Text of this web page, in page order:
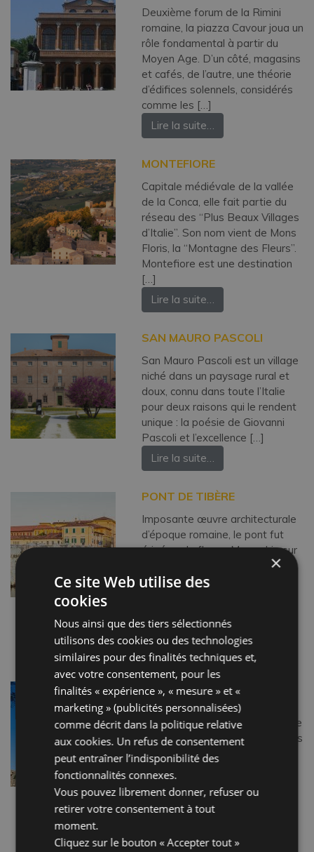
Deuxième forum de la Rimini
romaine, la piazza Cavour joua un
rôle fondamental à partir du
Moyen Age. D’un côté, magasins
et cafés, de l’autre, une théorie
d’édifices solennels, considérés
comme les […]
Lire la suite…
MONTEFIORE
Capitale médiévale de la vallée
de la Conca, elle fait partie du
réseau des “Plus Beaux Villages
d’Italie”. Son nom vient de Mons
Floris, la “Montagne des Fleurs”.
Montefiore est une destination
[…]
Lire la suite…
SAN MAURO PASCOLI
San Mauro Pascoli est un village
niché dans un paysage rural et
doux, connu dans toute l’Italie
pour deux raisons qui le rendent
unique : la poésie de Giovanni
Pascoli et l’excellence […]
Lire la suite…
PONT DE TIBÈRE
Imposante œuvre architecturale
d’époque romaine, le pont fut
érigé sur le fleuve Marecchia sur
Auguste et sa réalisation fut
pierre […]
Lire la suite…
ITINÉRAIRES DE LA LIGNE
GOTHIQUE
La Ligne Gothique était une ligne
défensive allemande située dans
le Nord de l’Italie, qui traversait
l’Émilie-Romagne, en passant
pour les Apennins jusqu’à la Mer
Adriatique. En septembre 1944,
après l’armistice signé […]
Lire la suite…
×
Ce site Web utilise des
cookies
Nous ainsi que des tiers sélectionnés
utilisons des cookies ou des technologies
similaires pour des finalités techniques et,
avec votre consentement, pour les
finalités « expérience », « mesure » et «
marketing » (publicités personnalisées)
comme décrit dans la politique relative
aux cookies. Un refus de consentement
peut entraîner l’indisponibilité des
fonctionnalités connexes.
Vous pouvez librement donner, refuser ou
retirer votre consentement à tout
moment.
Cliquez sur le bouton « Accepter tout »